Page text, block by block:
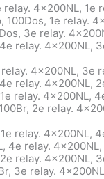
relay. 4x200NL, 1e
100Dos, 1e relay.
3e relay.
relay. 4x200NL,
4x200NL, 3e
relay. 4x200NL,
relay. 4x200NL,
2e relay.
relay. 4x200NL,
4e relay.
relay. 4x200NL,
3e relay.